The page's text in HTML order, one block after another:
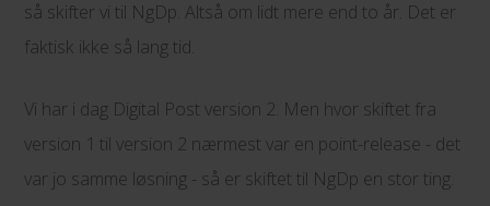
så skifter vi til NgDp. Altså om lidt mere end to år. Det er
faktisk ikke så lang tid.
Vi har i dag Digital Post version 2. Men hvor skiftet fra
version 1 til version 2 nærmest var en point-release - det
var jo samme løsning - så er skiftet til NgDp en stor ting.